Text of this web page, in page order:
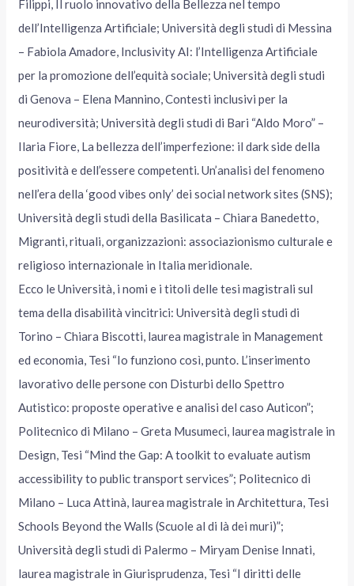
Filippi, Il ruolo innovativo della Bellezza nel tempo
dell’Intelligenza Artificiale; Università degli studi di Messina
– Fabiola Amadore, Inclusivity AI: l’Intelligenza Artificiale
per la promozione dell’equità sociale; Università degli studi
di Genova – Elena Mannino, Contesti inclusivi per la
neurodiversità; Università degli studi di Bari “Aldo Moro” –
Ilaria Fiore, La bellezza dell’imperfezione: il dark side della
positività e dell’essere competenti. Un’analisi del fenomeno
nell’era della ‘good vibes only’ dei social network sites (SNS);
Università degli studi della Basilicata – Chiara Banedetto,
Migranti, rituali, organizzazioni: associazionismo culturale e
religioso internazionale in Italia meridionale.
Ecco le Università, i nomi e i titoli delle tesi magistrali sul
tema della disabilità vincitrici: Università degli studi di
Torino – Chiara Biscotti, laurea magistrale in Management
ed economia, Tesi “Io funziono così, punto. L’inserimento
lavorativo delle persone con Disturbi dello Spettro
Autistico: proposte operative e analisi del caso Auticon”;
Politecnico di Milano – Greta Musumeci, laurea magistrale in
Design, Tesi “Mind the Gap: A toolkit to evaluate autism
accessibility to public transport services”; Politecnico di
Milano – Luca Attinà, laurea magistrale in Architettura, Tesi
Schools Beyond the Walls (Scuole al di là dei muri)”;
Università degli studi di Palermo – Miryam Denise Innati,
laurea magistrale in Giurisprudenza, Tesi “I diritti delle